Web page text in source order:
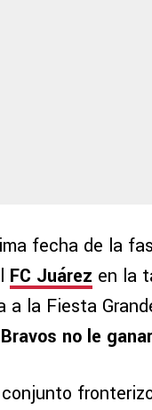
fecha de la
FC Juárez en la
a la Fiesta
no le